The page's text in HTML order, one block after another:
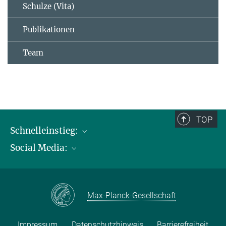
Schulze (Vita)
Publikationen
Team
TOP
Schnelleinstieg:
Publikationen
Kontakt und Anfahrtsbeschreibung
Social Media:
Max-Planck-Gesellschaft